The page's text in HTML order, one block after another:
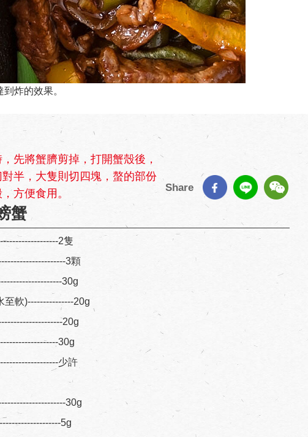
炸的效果。
先將蟹臍剪掉，打開蟹殼後，
半，大隻則切四塊，螯的部份
方便食用。
蟹
Share
2隻
3顆
30g
至軟)---------------20g
20g
30g
少許
30g
5g